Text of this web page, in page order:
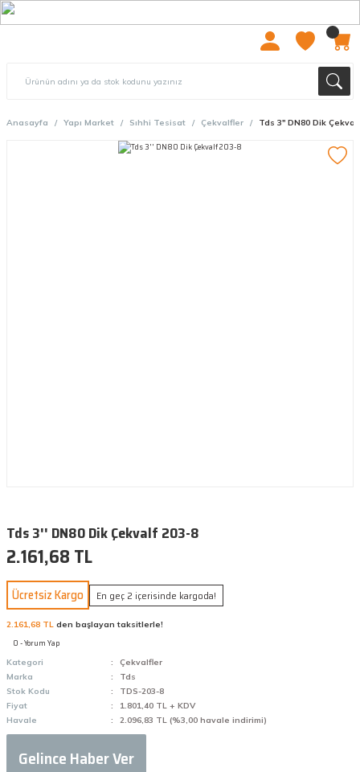
Anasayfa Yapı Market Sıhhi Tesisat Çekvalfler Tds 3'' DN80 Dik
Tds 3'' DN80 Dik Çekvalf 203-8
2.161,68 TL
Ücretsiz Kargo En geç 2 içerisinde kargoda!
2.161,68 TL den başlayan taksitlerle!
0 - Yorum Yap
Kategori
Çekvalfler
Marka
Tds
Stok Kodu
TDS-203-8
Fiyat
1.801,40 TL + KDV
Havale
2.096,83 TL (%3,00 havale indirimi)
Gelince Haber Ver